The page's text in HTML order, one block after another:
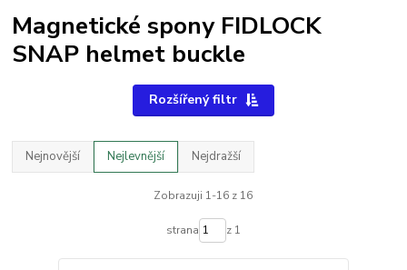
Magnetické spony FIDLOCK
SNAP helmet buckle
Rozšířený filtr
Nejnovější Nejlevnější Nejdražší
Zobrazuji 1-16 z 16
strana z 1